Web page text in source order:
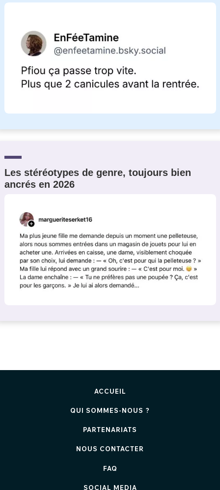
Les stéréotypes de genre, toujours bien
ancrés en 2026
ACCUEIL
QUI SOMMES-NOUS ?
PARTENARIATS
NOUS CONTACTER
FAQ
SOCIAL MEDIA